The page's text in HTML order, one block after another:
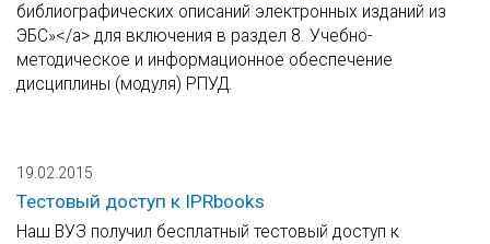
библиографических описаний электронных изданий из
ЭБС»</a> для включения в раздел 8. Учебно-
методическое и информационное обеспечение
дисциплины (модуля) РПУД.
19.02.2015
Тестовый доступ к IPRbooks
Наш ВУЗ получил бесплатный тестовый доступ к